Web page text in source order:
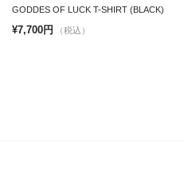
GODDES OF LUCK T-SHIRT (BLACK)
¥7,700円 （税込）